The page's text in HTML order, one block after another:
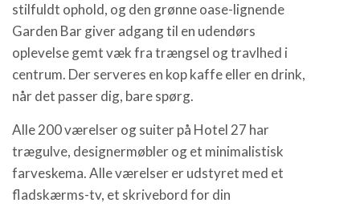
stilfuldt ophold, og den grønne oase-lignende
Garden Bar giver adgang til en udendørs
oplevelse gemt væk fra trængsel og travlhed i
centrum. Der serveres en kop kaffe eller en drink,
når det passer dig, bare spørg.
Alle 200 værelser og suiter på Hotel 27 har
trægulve, designermøbler og et minimalistisk
farveskema. Alle værelser er udstyret med et
fladskærms-tv, et skrivebord for din